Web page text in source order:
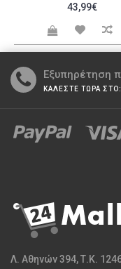
43,99€
Εξυπηρέτηση
ΚΑΛΕΣΤΕ ΤΩΡΑ
Λ. Αθηνών 394, Τ.Κ.